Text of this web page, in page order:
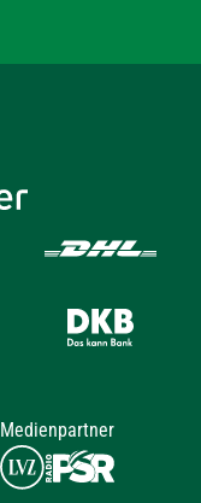
Medienpartner